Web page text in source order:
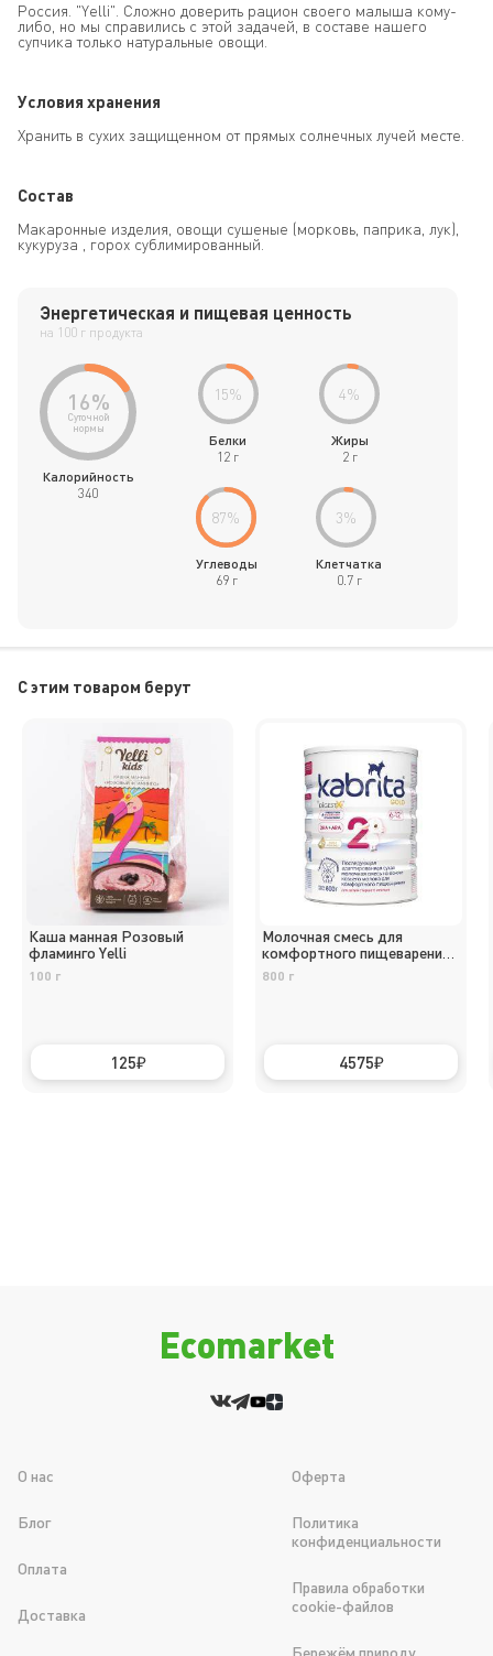
Россия. "Yelli". Сложно доверить рацион своего малыша кому-
либо, но мы справились с этой задачей, в составе нашего
супчика только натуральные овощи.
Условия хранения
Хранить в сухих защищенном от прямых солнечных лучей месте.
Состав
Макаронные изделия, овощи сушеные (морковь, паприка, лук),
кукуруза , горох сублимированный.
Энергетическая и пищевая ценность
на 100 г продукта
16%
Суточной
нормы
Калорийность
340
15%
Белки
12 г
4%
Жиры
2 г
87%
Углеводы
69 г
3%
Клетчатка
0.7 г
C этим товаром берут
Каша манная Розовый
фламинго Yelli
100 г
125
Молочная смесь для
комфортного пищеварения,
Kabrita 2
800 г
4575
Ecomarket
О нас
Блог
Оплата
Доставка
Оферта
Политика
конфиденциальности
Правила обработки
cookie-файлов
Бережём природу